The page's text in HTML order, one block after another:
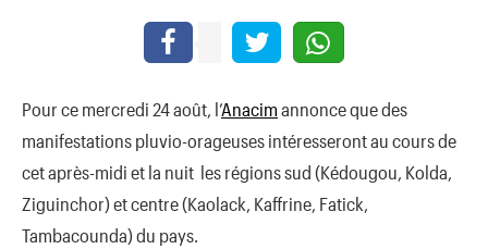
Pour ce mercredi 24 août, l’Anacim annonce que des
manifestations pluvio-orageuses intéresseront au cours de
cet après-midi et la nuit les régions sud (Kédougou, Kolda,
Ziguinchor) et centre (Kaolack, Kaffrine, Fatick,
Tambacounda) du pays.